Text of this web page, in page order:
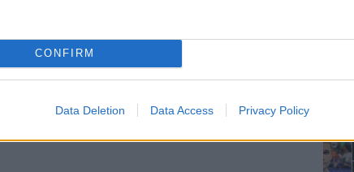
CONFIRM
Data Deletion Data Access Privacy Policy